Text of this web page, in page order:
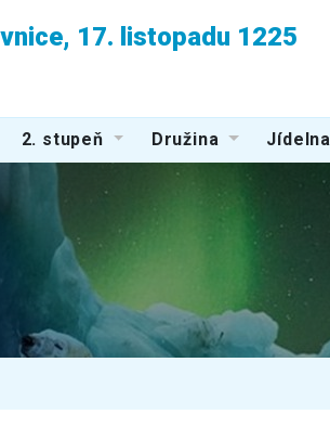
17. listopadu 1225
2. stupeň Družina Jídelna